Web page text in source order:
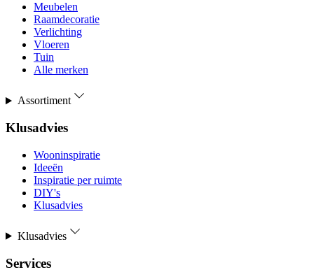
Meubelen
Raamdecoratie
Verlichting
Vloeren
Tuin
Alle merken
Assortiment
Klusadvies
Wooninspiratie
Ideeën
Inspiratie per ruimte
DIY's
Klusadvies
Klusadvies
Services